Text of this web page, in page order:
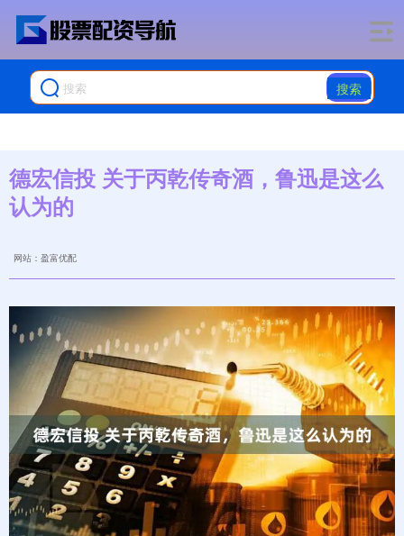
搜索
德宏信投 关于丙乾传奇酒，鲁迅是这么
认为的
网站：盈富优配